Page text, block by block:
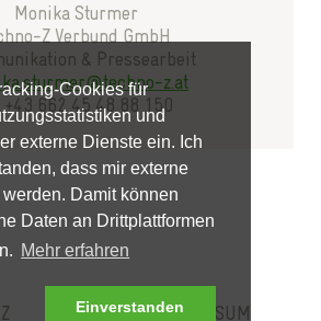
Cookies für
und
externe Dienste ein. Ich
dass mir externe
werden. Damit können
Daten an Drittplattformen
Mehr erfahren
Einverstanden
Monika Sturmer
Z Verbund GmbH
& Pressearbeit
z.at
+43 662 45 48 88 150
KONTAKT IMPRESSUM